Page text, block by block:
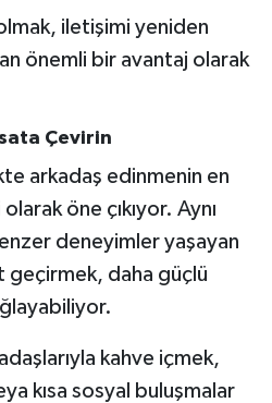
iletişimi yeniden
önemli bir avantaj olarak
Çevirin
arkadaş edinmenin en
öne çıkıyor. Aynı
deneyimler yaşayan
geçirmek, daha güçlü
kahve içmek,
kısa sosyal buluşmalar